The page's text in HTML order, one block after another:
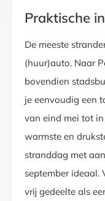
Praktische
De meeste
(huur)auto. Naar
bovendien
je eenvoudig een
van eind mei tot
warmste en
stranddag met
september ideaal.
vrij gedeelte als